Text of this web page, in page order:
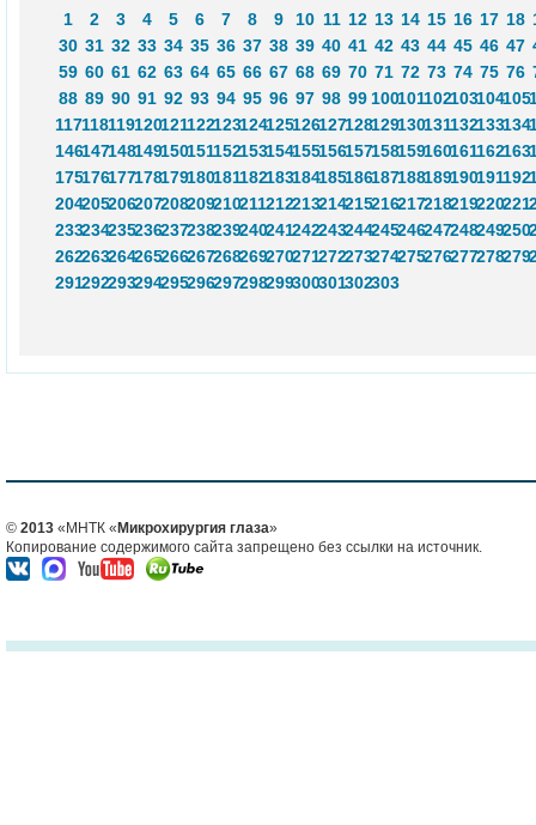
1 2 3 4 5 6 7 8 9 10 11 12 13 14 15 16 17 18
30 31 32 33 34 35 36 37 38 39 40 41 42 43 44 45 46 47
59 60 61 62 63 64 65 66 67 68 69 70 71 72 73 74 75 76
88 89 90 91 92 93 94 95 96 97 98 99 100101102103104105
117118119120121122123124125126127128129130131132133134
146147148149150151152153154155156157158159160161162163
175176177178179180181182183184185186187188189190191192
204205206207208209210211212213214215216217218219220221
233234235236237238239240241242243244245246247248249250
262263264265266267268269270271272273274275276277278279
291292293294295296297298299300301302303
© 2013 «МНТК « Микрохирургия глаза»
Копирование содержимого сайта запрещено без ссылки на источник.